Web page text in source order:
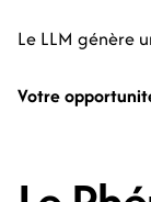
Le LLM génère
Votre